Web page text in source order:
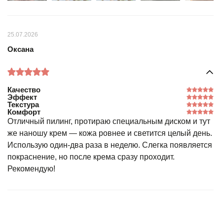
25.07.2026
Оксана
Качество
Эффект
Текстура
Комфорт
Отличный пилинг, протираю специальным диском и тут
же наношу крем — кожа ровнее и светится целый день.
Использую один-два раза в неделю. Слегка появляется
покраснение, но после крема сразу проходит.
Рекомендую!